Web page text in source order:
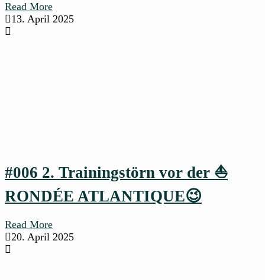
Read More
13. April 2025
#006 2. Trainingstörn vor der ⛵
RONDÉE ATLANTIQUE😉
Read More
20. April 2025